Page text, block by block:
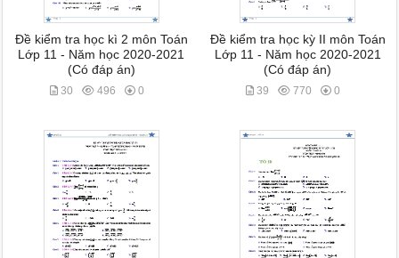
Đề kiểm tra học kì 2 môn Toán
Lớp 11 - Năm học 2020-2021
(Có đáp án)
30 496 0
Đề kiểm tra học kỳ II môn Toán
Lớp 11 - Năm học 2020-2021
(Có đáp án)
39 770 0